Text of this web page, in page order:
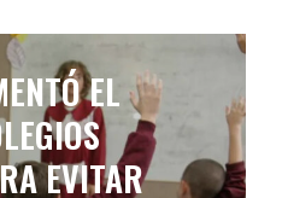
EL
EVITAR